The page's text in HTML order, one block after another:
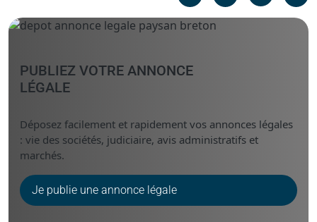
Linked
PUBLIEZ VOTRE ANNONCE
LÉGALE
Déposez facilement et rapidement vos annonces légales
: vie des sociétés, judiciaire, avis administratifs et
marchés.
Je publie une annonce légale